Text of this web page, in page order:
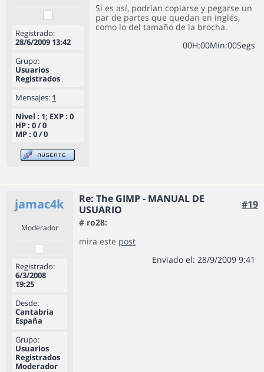
Registrado:
28/6/2009 13:42
Grupo:
Usuarios
Registrados
Mensajes: 1
Nivel : 1; EXP : 0
HP : 0 / 0
MP : 0 / 0
Si es así, podrían copiarse y pegarse un
par de partes que quedan en inglés,
como lo del tamaño de la brocha.
00H:00Min:00Segs
jamac4k
Re: The GIMP - MANUAL DE
USUARIO
#19
Moderador
Registrado:
6/3/2008
19:25
Desde:
Cantabria
España
Grupo:
Usuarios
Registrados
Moderador
# ro28:
mira este post
Enviado el: 28/9/2009 9:41